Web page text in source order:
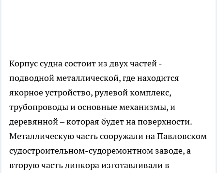
Корпус судна состоит из двух частей -
подводной металлической, где находится
якорное устройство, рулевой комплекс,
трубопроводы и основные механизмы, и
деревянной – которая будет на поверхности.
Металлическую часть сооружали на Павловском
судостроительном-судоремонтном заводе, а
вторую часть линкора изготавливали в